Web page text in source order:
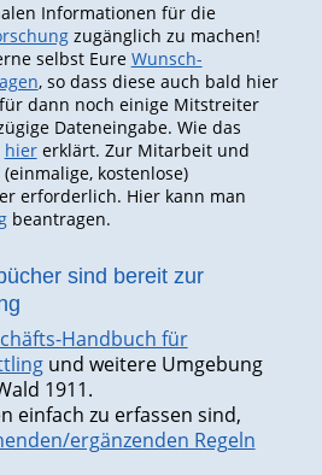
Informationen für die
zugänglich zu machen!
selbst Eure Wunsch-
, so dass diese auch bald hier
dann noch einige Mitstreiter
Dateneingabe. Wie das
hiererklärt. Zur Mitarbeit und
kostenlose)
erforderlich. Hier kann man
beantragen.
sind bereit zur
Handbuch für
und weitere Umgebung
1911.
einfach zu erfassen sind,
ergänzenden Regeln